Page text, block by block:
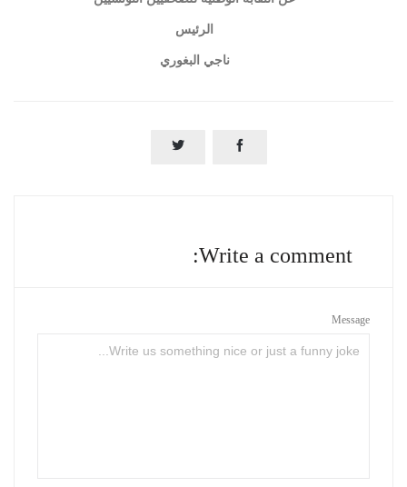
الرئيس
ناجي البغوري


Write a comment:
Message